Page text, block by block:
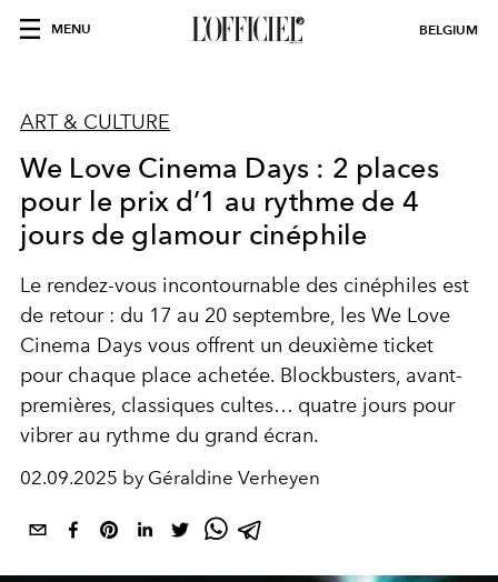
MENU BELGIUM
ART & CULTURE
We Love Cinema Days : 2 places
pour le prix d’1 au rythme de 4
jours de glamour cinéphile
Le rendez-vous incontournable des cinéphiles est
de retour : du 17 au 20 septembre, les We Love
Cinema Days vous offrent un deuxième ticket
pour chaque place achetée. Blockbusters, avant-
premières, classiques cultes… quatre jours pour
vibrer au rythme du grand écran.
02.09.2025 by Géraldine Verheyen